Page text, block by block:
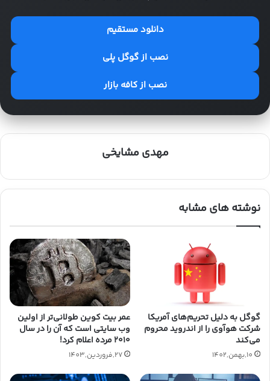
دانلود مستقیم
نصب از گوگل پلی
نصب از کافه بازار
مهدی مشایخی
نوشته های مشابه
گوگل به دلیل تحریم‌‌های آمریکا
شرکت هوآوی را از اندروید محروم
می‌کند
10,بهمن,1402
عمر بیت کوین طولانی‌تر از اولین
وب سایتی است که آن را در سال
۲۰۱۰ مرده اعلام کرد!
27,فروردین,1403